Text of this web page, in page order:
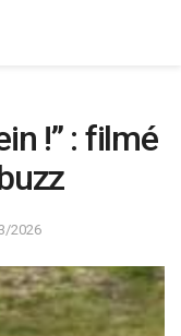
!” : filmé
2026